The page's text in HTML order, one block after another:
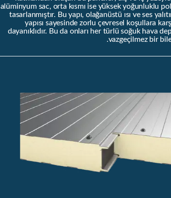
alüminyum sac, orta kısmı ise yüksek yoğunluklu
tasarlanmıştır. Bu yapı, olağanüstü ısı ve ses
yapısı sayesinde zorlu çevresel koşullara
dayanıklıdır. Bu da onları her türlü soğuk hava
vazgeçilmez bir